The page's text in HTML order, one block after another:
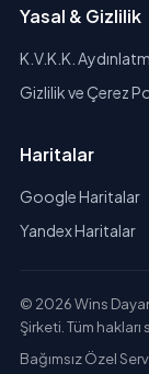
Yasal & Gizlilik
K.V.K.K.
Gizlilik ve Çerez
Haritalar
Google Haritalar
Yandex Haritalar
© 2026 Wins
Şirketi. Tüm hakları
Bağımsız Özel